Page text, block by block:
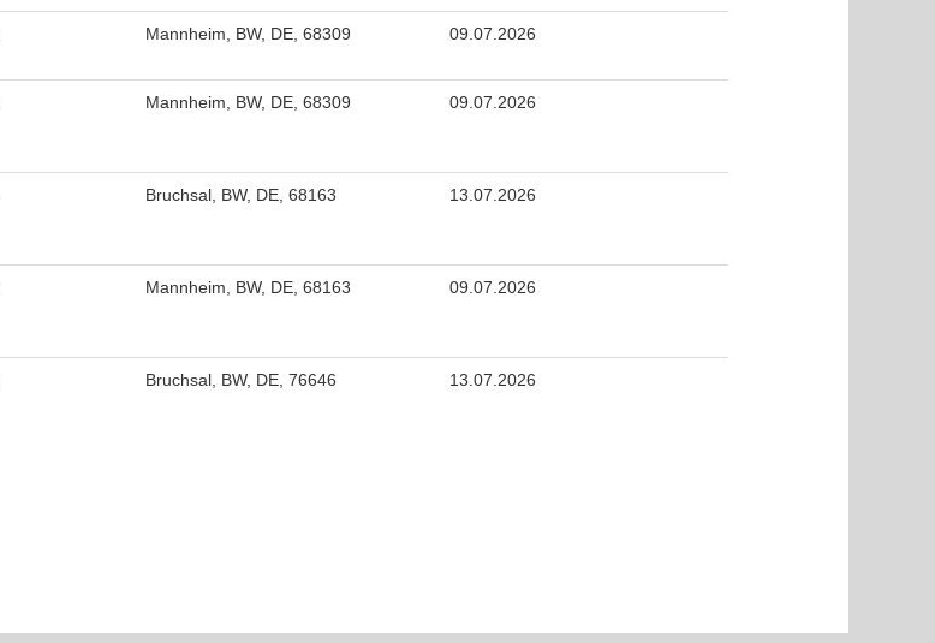
Mannheim, BW, DE, 68309 09.07.2026
Mannheim, BW, DE, 68309 09.07.2026
Bruchsal, BW, DE, 68163 13.07.2026
Mannheim, BW, DE, 68163 09.07.2026
Bruchsal, BW, DE, 76646 13.07.2026